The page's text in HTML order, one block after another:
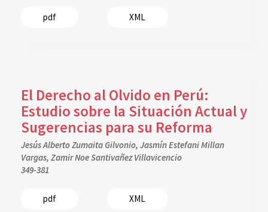
pdf XML
El Derecho al Olvido en Perú:
Estudio sobre la Situación Actual y
Sugerencias para su Reforma
Jesús Alberto Zumaita Gilvonio, Jasmín Estefani Millan
Vargas, Zamir Noe Santivañez Villavicencio
349-381
pdf XML